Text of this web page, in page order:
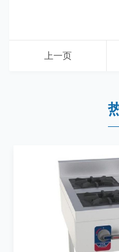
上一页